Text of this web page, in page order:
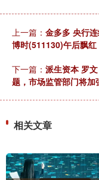
上一篇： 金多多 央行
博时(511130)午后飘
下一篇： 派生资本 罗
题，市场监管部门将
相关文章